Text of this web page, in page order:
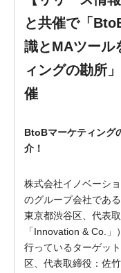
と共催で「
識とMAツール
ィングの勘所
催
BtoBマーケティング
介！
株式会社イノベーシ
のグループ会社であ
東京都渋谷区、代表
「Innovation & Co.
行っているターゲッ
区、代表取締役：佐